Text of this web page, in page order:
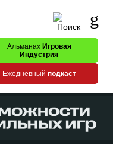
Альманах Игровая
Индустрия
Ежедневный подкаст